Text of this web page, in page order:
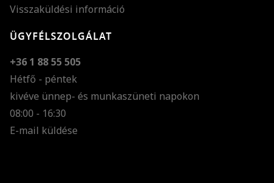
Visszaküldési információ
ÜGYFÉLSZOLGÁLAT
+36 1 88 55 505
Hétfő - péntek
kivéve ünnep- és munkaszüneti napokon
08:00 - 16:30
E-mail küldése